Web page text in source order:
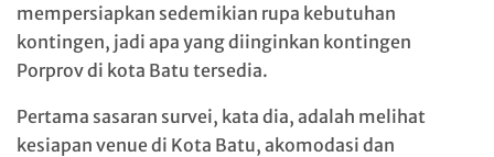
mempersiapkan sedemikian rupa kebutuhan
kontingen, jadi apa yang diinginkan kontingen
Porprov di kota Batu tersedia.
Pertama sasaran survei, kata dia, adalah melihat
kesiapan venue di Kota Batu, akomodasi dan